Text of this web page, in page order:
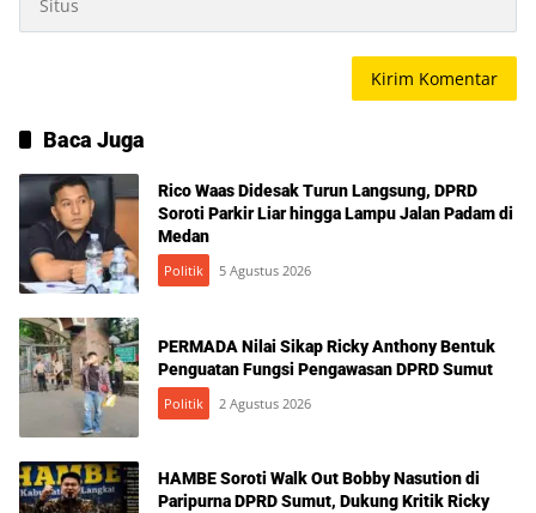
Baca Juga
Rico Waas Didesak Turun Langsung, DPRD
Soroti Parkir Liar hingga Lampu Jalan Padam di
Medan
Politik 5 Agustus 2026
PERMADA Nilai Sikap Ricky Anthony Bentuk
Penguatan Fungsi Pengawasan DPRD Sumut
Politik 2 Agustus 2026
HAMBE Soroti Walk Out Bobby Nasution di
Paripurna DPRD Sumut, Dukung Kritik Ricky